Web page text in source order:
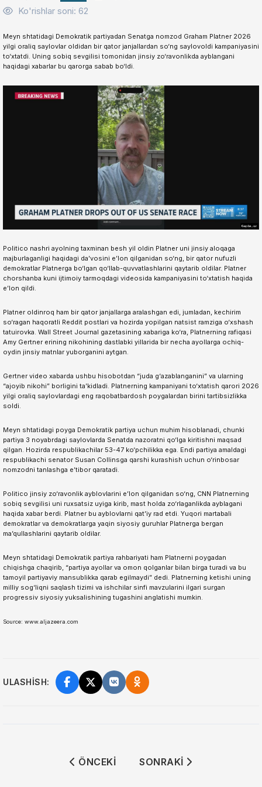
Ko'rishlar soni: 62
Meyn shtatidagi Demokratik partiyadan Senatga nomzod Graham Platner 2026
yilgi oraliq saylovlar oldidan bir qator janjallardan so‘ng saylovoldi kampaniyasini
to‘xtatdi. Uning sobiq sevgilisi tomonidan jinsiy zo‘ravonlikda ayblangani
haqidagi xabarlar bu qarorga sabab bo‘ldi.
Politico nashri ayolning taxminan besh yil oldin Platner uni jinsiy aloqaga
majburlaganligi haqidagi da’vosini e’lon qilganidan so‘ng, bir qator nufuzli
demokratlar Platnerga bo‘lgan qo‘llab-quvvatlashlarini qaytarib oldilar. Platner
chorshanba kuni ijtimoiy tarmoqdagi videosida kampaniyasini to‘xtatish haqida
e’lon qildi.
Platner oldinroq ham bir qator janjallarga aralashgan edi, jumladan, kechirim
so‘ragan haqoratli Reddit postlari va hozirda yopilgan natsist ramziga o‘xshash
tatuirovka. Wall Street Journal gazetasining xabariga ko‘ra, Platnerning rafiqasi
Amy Gertner erining nikohining dastlabki yillarida bir necha ayollarga ochiq-
oydin jinsiy matnlar yuborganini aytgan.
Gertner video xabarda ushbu hisobotdan “juda g‘azablanganini” va ularning
“ajoyib nikohi” borligini ta’kidladi. Platnerning kampaniyani to‘xtatish qarori 2026
yilgi oraliq saylovlardagi eng raqobatbardosh poygalardan birini tartibsizlikka
soldi.
Meyn shtatidagi poyga Demokratik partiya uchun muhim hisoblanadi, chunki
partiya 3 noyabrdagi saylovlarda Senatda nazoratni qo‘lga kiritishni maqsad
qilgan. Hozirda respublikachilar 53-47 ko‘pchilikka ega. Endi partiya amaldagi
respublikachi senator Susan Collinsga qarshi kurashish uchun o‘rinbosar
nomzodni tanlashga e’tibor qaratadi.
Politico jinsiy zo‘ravonlik ayblovlarini e’lon qilganidan so‘ng, CNN Platnerning
sobiq sevgilisi uni ruxsatsiz uyiga kirib, mast holda zo‘rlaganlikda ayblagani
haqida xabar berdi. Platner bu ayblovlarni qat’iy rad etdi. Yuqori martabali
demokratlar va demokratlarga yaqin siyosiy guruhlar Platnerga bergan
ma’qullashlarini qaytarib oldilar.
Meyn shtatidagi Demokratik partiya rahbariyati ham Platnerni poygadan
chiqishga chaqirib, “partiya ayollar va omon qolganlar bilan birga turadi va bu
tamoyil partiyaviy mansublikka qarab egilmaydi” dedi. Platnerning ketishi uning
milliy sog‘liqni saqlash tizimi va ishchilar sinfi mavzularini ilgari surgan
progressiv siyosiy yuksalishining tugashini anglatishi mumkin.
Source: www.aljazeera.com
ULASHISH:
ÖNCEKI MAKALE: AQSH
ÖNCEKI SONRAKI MAKALE:
SONRAKI